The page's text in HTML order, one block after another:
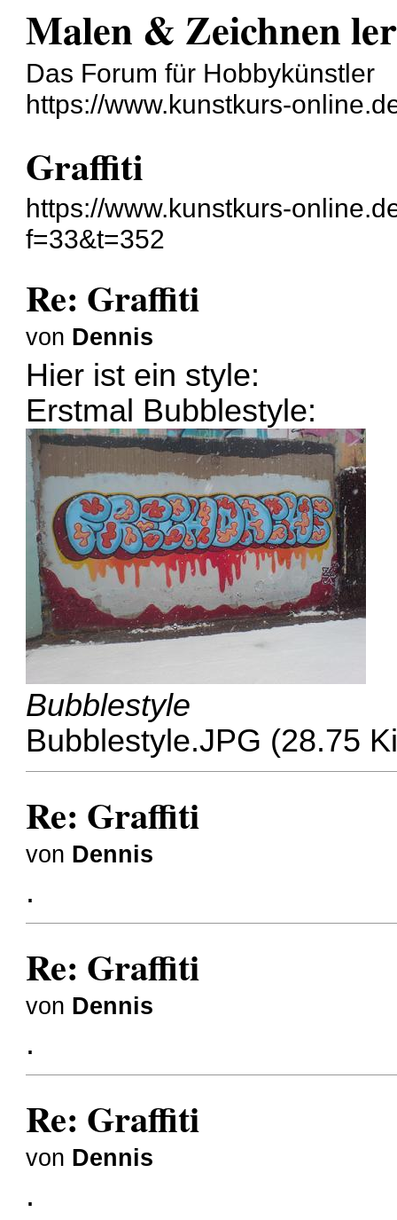
Malen & Zeichnen
Das Forum für Hobbykünstler
https://www.kunstkurs-
Graffiti
https://www.kunstkurs-
f=33&t=352
Re: Graffiti
von Dennis
Hier ist ein style:
Erstmal Bubblestyle:
Bubblestyle
Bubblestyle.JPG (28.75
Re: Graffiti
von Dennis
.
Re: Graffiti
von Dennis
.
Re: Graffiti
von Dennis
.